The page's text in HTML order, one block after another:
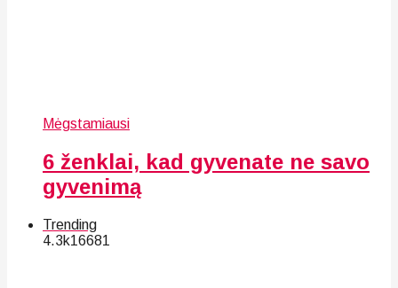
Mėgstamiausi
6 ženklai, kad gyvenate ne savo
gyvenimą
Trending
4.3k16681